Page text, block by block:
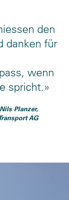
den
danken für
wenn
spricht.
Nils Planzer,
AG